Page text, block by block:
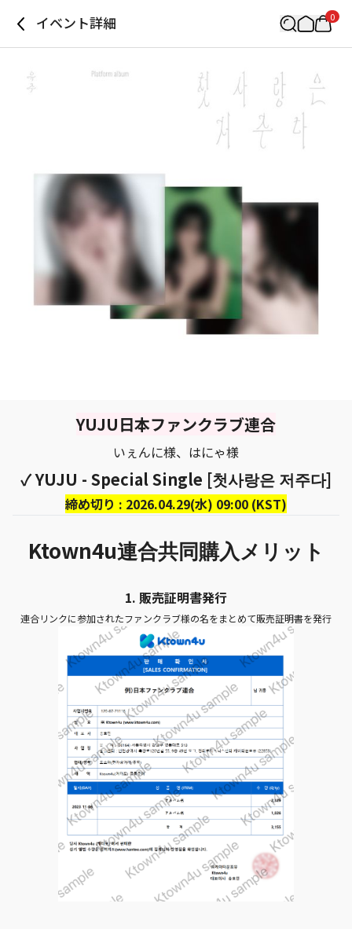
イベント詳細 0
YUJU日本ファンクラブ連合
いぇんに様、はにゃ様
✓ YUJU - Special Single [첫사랑은 저주다]
締め切り : 2026.04.29(水) 09:00 (KST)
Ktown4u連合共同購入メリット
1. 販売証明書発行
連合リンクに参加されたファンクラブ様の名をまとめて販売証明書を発行